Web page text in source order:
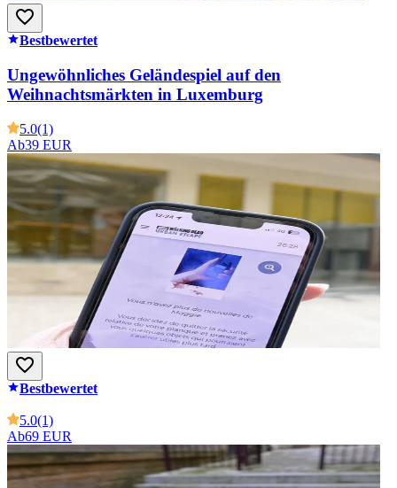
Bestbewertet
Ungewöhnliches Geländespiel auf den
Weihnachtsmärkten in Luxemburg
5.0(1)
Ab39 EUR
Bestbewertet
5.0(1)
Ab69 EUR